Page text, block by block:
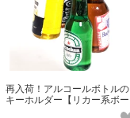
再入荷！アルコールボトルの
キーホルダー【リカー系ボー